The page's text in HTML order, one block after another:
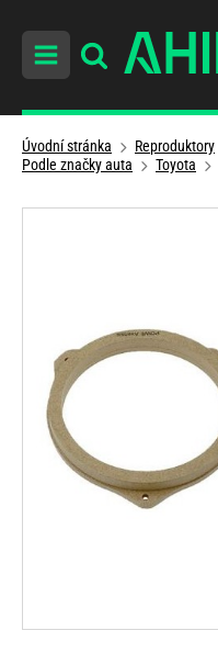
Úvodní stránka Reproduktory
Podle značky auta
Toyota